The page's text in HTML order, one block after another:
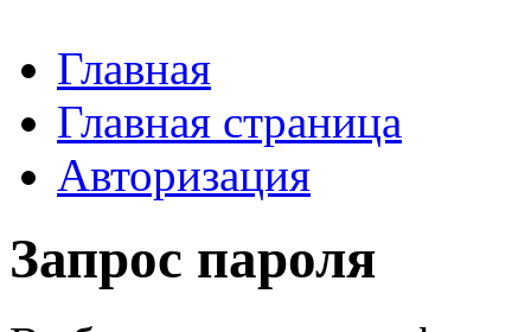
Главная
Главная страница
Авторизация
Запрос пароля